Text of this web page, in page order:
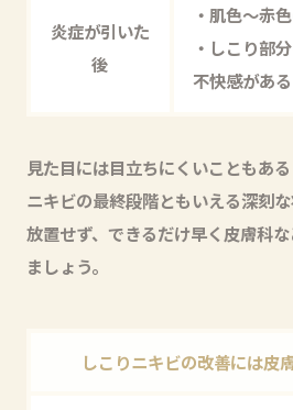
炎症が引いた
後
・肌色〜赤
・しこり部
不快感がある
見た目には目立ちにくいこともあ
ニキビの最終段階ともいえる深刻な
放置せず、できるだけ早く皮膚科
ましょう。
しこりニキビの改善には皮